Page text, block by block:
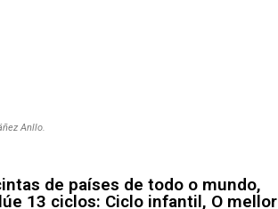
Anllo.
de países de todo o mundo,
13 ciclos: Ciclo infantil, O mellor